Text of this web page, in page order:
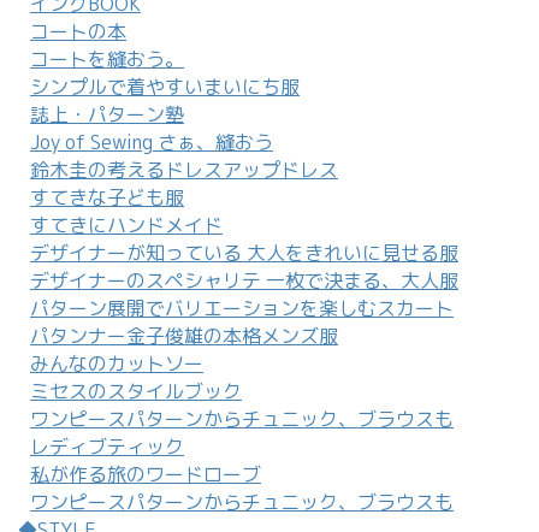
コートの本
コートを縫おう。
シンプルで着やすいまいにち服
誌上・パターン塾
Joy of Sewing さぁ、縫おう
鈴木圭の考えるドレスアップドレス
すてきな子ども服
すてきにハンドメイド
デザイナーが知っている 大人をきれいに見せる服
デザイナーのスペシャリテ 一枚で決まる、大人服
パターン展開でバリエーションを楽しむスカート
パタンナー金子俊雄の本格メンズ服
みんなのカットソー
ミセスのスタイルブック
ワンピースパターンからチュニック、ブラウスも
レディブティック
私が作る旅のワードローブ
ワンピースパターンからチュニック、ブラウスも